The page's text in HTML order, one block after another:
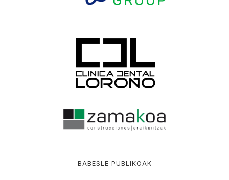
BABESLE PUBLIKOAK